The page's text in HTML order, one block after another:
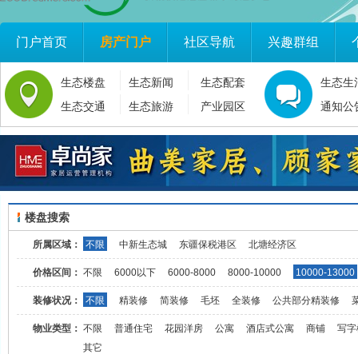
门户首页 房产门户 社区导航 兴趣群组
生态楼盘 生态新闻
生态配套
生态交通
生态旅游 产业园区
生态生
通知公
楼盘搜索
所属区域： 不限 中新生态城 东疆保税港区 北塘经济区
价格区间： 不限 6000以下 6000-8000 8000-10000 10000-13000
装修状况： 不限 精装修 简装修 毛坯 全装修 公共部分精装修
物业类型： 不限 普通住宅 花园洋房 公寓 酒店式公寓 商铺
写
其它